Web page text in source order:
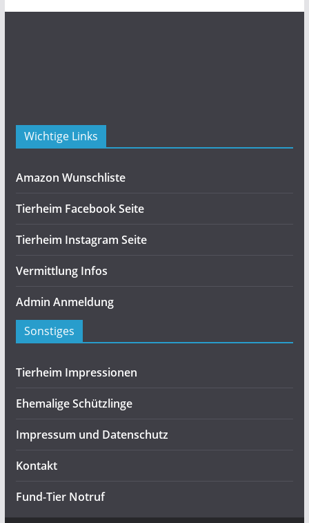
Wichtige Links
Amazon Wunschliste
Tierheim Facebook Seite
Tierheim Instagram Seite
Vermittlung Infos
Admin Anmeldung
Sonstiges
Tierheim Impressionen
Ehemalige Schützlinge
Impressum und Datenschutz
Kontakt
Fund-Tier Notruf